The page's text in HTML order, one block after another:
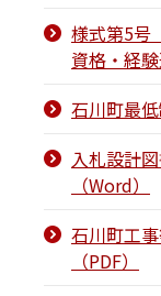
様式第5号
資格・経
石川町最
入札設計
（Word）
石川町工
（PDF）